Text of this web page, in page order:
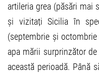
artileria grea (păsări mai
și vizitați Sicilia în
(septembrie și
apa mării surprinzător
această perioadă. Până